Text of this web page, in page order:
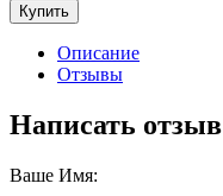
Купить
Описание
Отзывы
Написать отзыв
Ваше Имя: